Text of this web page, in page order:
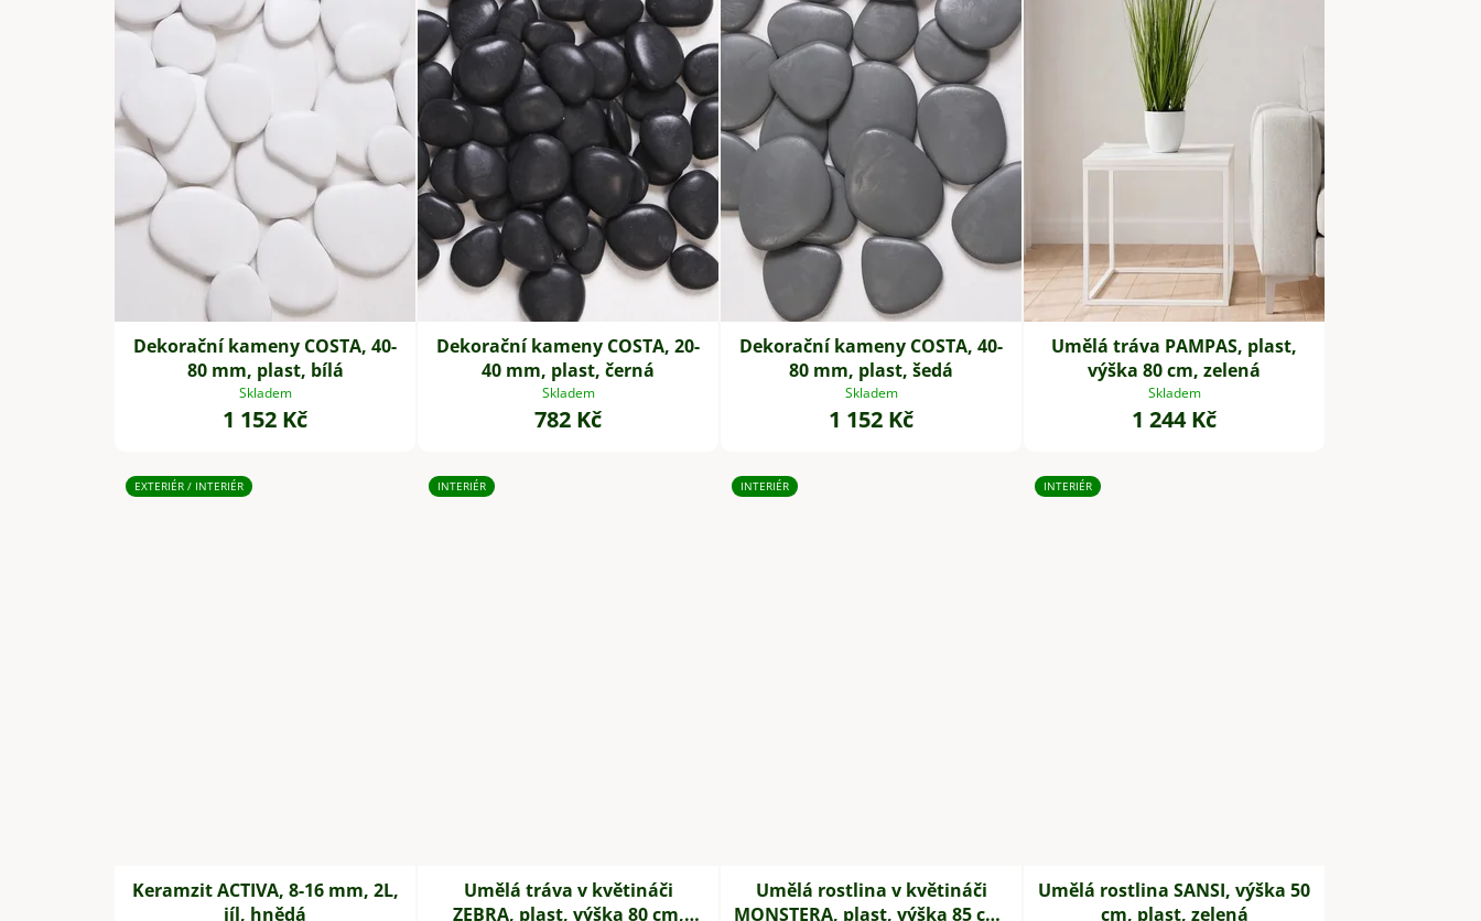
Dekorační kameny COSTA, 40-
80 mm, plast, bílá
Skladem
1 152 Kč
Dekorační kameny COSTA, 20-
40 mm, plast, černá
Skladem
782 Kč
Dekorační kameny COSTA, 40-
80 mm, plast, šedá
Skladem
1 152 Kč
Umělá tráva PAMPAS, plast,
výška 80 cm, zelená
Skladem
1 244 Kč
EXTERIÉR / INTERIÉR
Keramzit ACTIVA, 8-16 mm, 2L,
jíl, hnědá
INTERIÉR
Umělá tráva v květináči
ZEBRA, plast, výška 80 cm,
INTERIÉR
Umělá rostlina v květináči
MONSTERA, plast, výška 85 cm,
INTERIÉR
Umělá rostlina SANSI, výška 50
cm, plast, zelená